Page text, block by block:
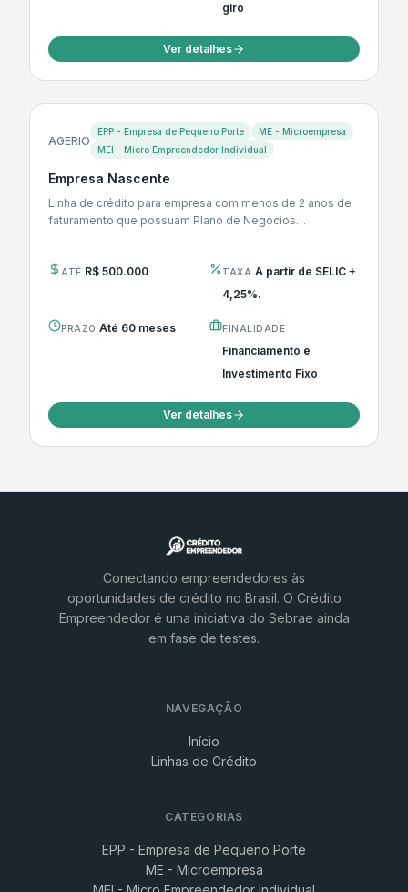
giro
Ver detalhes
AGERIO
EPP - Empresa de Pequeno Porte
ME - Microempresa
MEI - Micro Empreendedor Individual
Empresa Nascente
Linha de crédito para empresa com menos de 2 anos de
faturamento que possuam Plano de Negócios
ATÉ R$ 500.000 TAXA A partir de SELIC +
4,25%.
PRAZO Até 60 meses FINALIDADE
Financiamento e
Investimento Fixo
Ver detalhes
Conectando empreendedores às
oportunidades de crédito no Brasil. O Crédito
Empreendedor é uma iniciativa do Sebrae ainda
em fase de testes.
NAVEGAÇÃO
Início
Linhas de Crédito
CATEGORIAS
EPP - Empresa de Pequeno Porte
ME - Microempresa